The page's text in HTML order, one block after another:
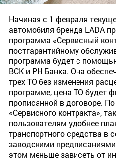
Начиная с 1 февраля
автомобиля бренда LADA
программа «Сервисный
постгарантийному
программа будет с
ВСК и РН Банка. Она
трех ТО без изменения
программе, цена ТО будет
прописанной в договоре.
«Сервисного контракта»,
пользователям удобнее
транспортного средства в
заводскими
этом меньше зависеть от